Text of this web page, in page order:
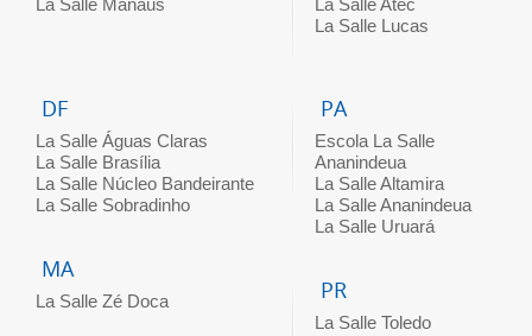
La Salle Manaus
DF
La Salle Águas Claras
La Salle Brasília
La Salle Núcleo Bandeirante
La Salle Sobradinho
MA
La Salle Zé Doca
La Salle Atec
La Salle Lucas
PA
Escola La Salle
Ananindeua
La Salle Altamira
La Salle Ananindeua
La Salle Uruará
PR
La Salle Toledo